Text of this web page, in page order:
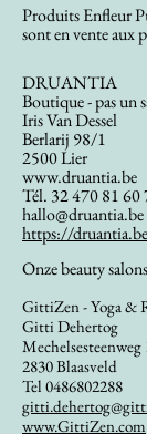
Produits Enfleur
sont en vente aux
DRUANTIA
Boutique - pas un
Iris Van Dessel
Berlarij 98/1
2500 Lier
www.druantia.be
Tél. 32 470 81 60
hallo@druantia.be
https://
Onze beauty
GittiZen - Yoga &
Gitti Dehertog
Mechelsesteenweg
2830 Blaasveld
Tel 0486802288
www.GittiZen.com